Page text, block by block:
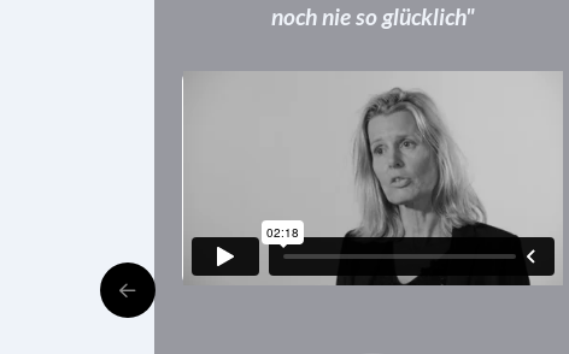
noch nie so glücklich"